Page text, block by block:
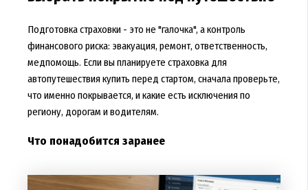
Подготовка страховки - это не "галочка", а контроль
финансового риска: эвакуация, ремонт, ответственность,
медпомощь. Если вы планируете страховка для
автопутешествия купить перед стартом, сначала проверьте,
что именно покрывается, и какие есть исключения по
региону, дорогам и водителям.
Что понадобится заранее